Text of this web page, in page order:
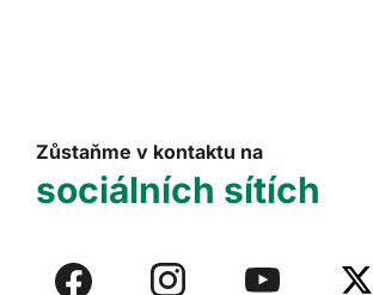
Zůstaňme v kontaktu na
sociálních sítích